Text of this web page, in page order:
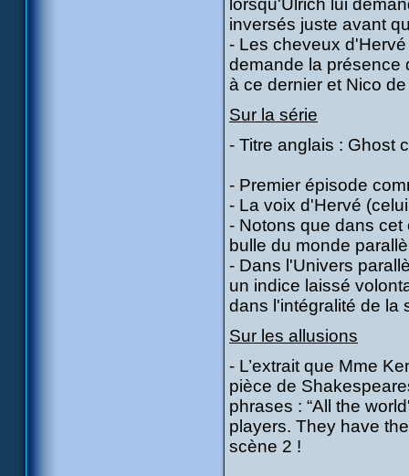
lorsqu'Ulrich lui
inversés juste avant
- Les cheveux
demande la présence
à ce dernier et Nico
Sur la série
- Titre anglais : Ghost
- Premier épisode
- La voix d'Hervé
- Notons que dans cet
bulle du monde
- Dans l'Univers
un indice laissé
dans l'intégralité de la
Sur les allusions
- L’extrait que Mme
pièce de
phrases : “All the
players. They have
scène 2 !